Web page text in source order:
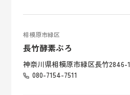
相模原市緑区
長竹酵素ぶろ
神奈川県相模原市緑区長竹2846-1
080-7154-7511